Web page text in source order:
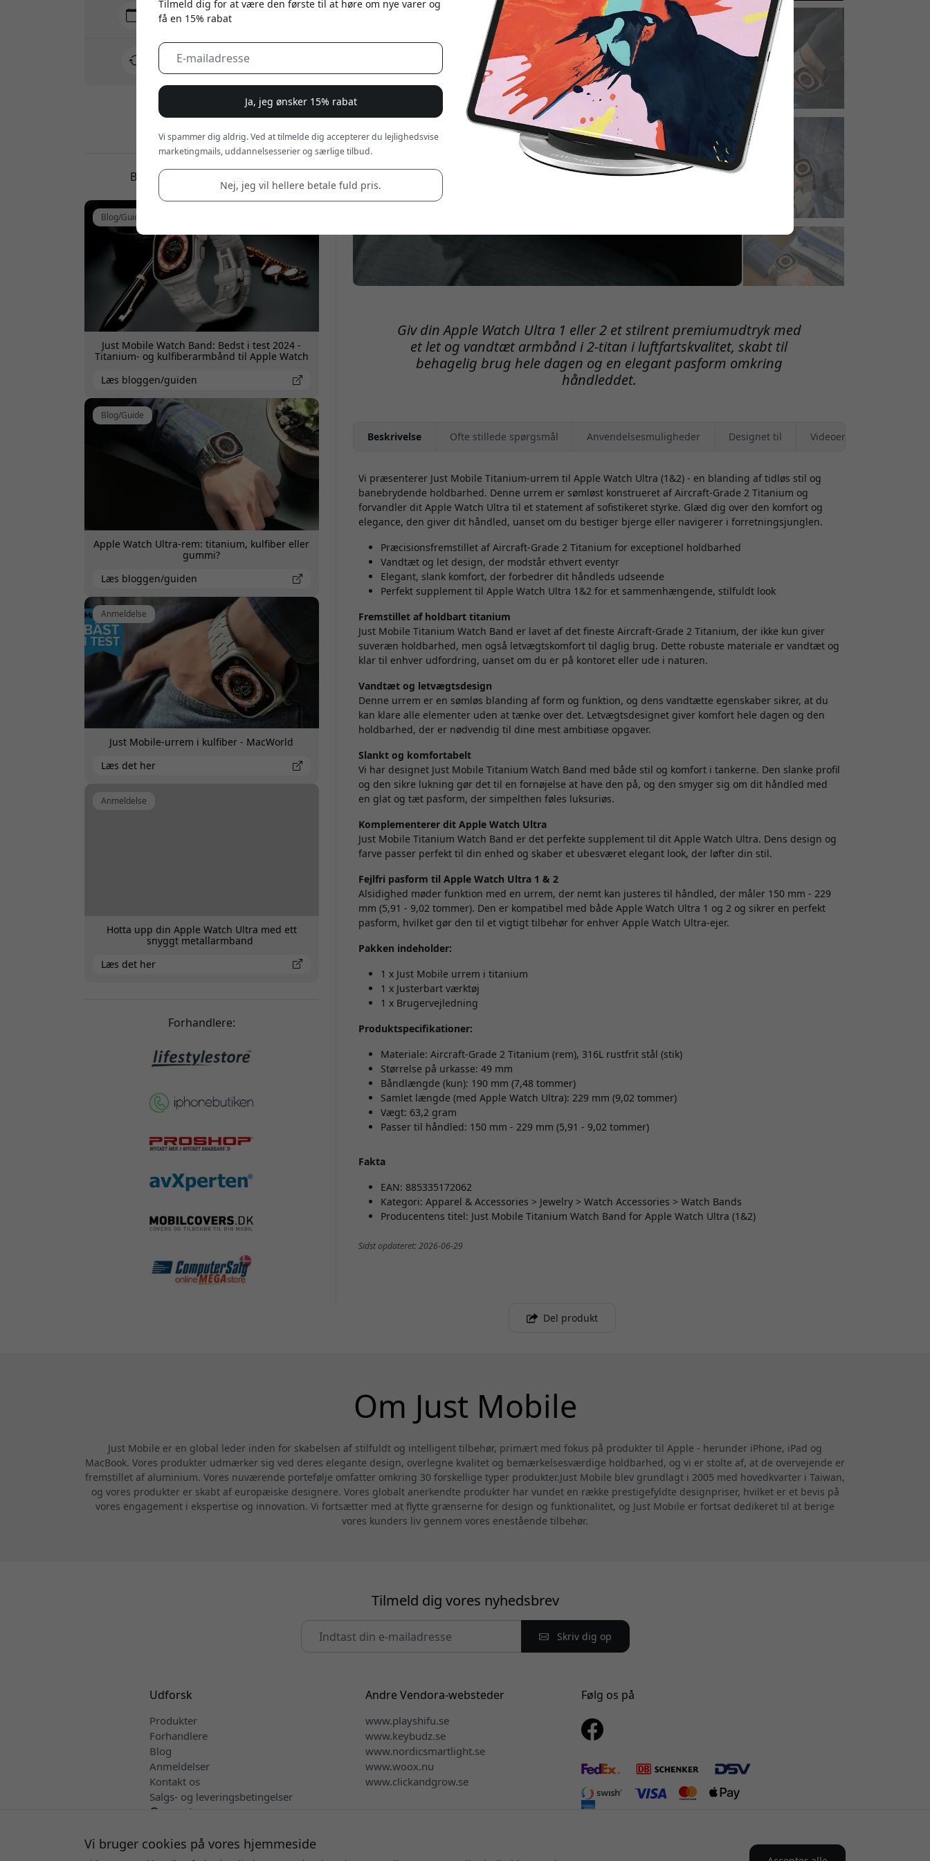
Giv din Apple Watch Ultra 1 eller 2 et stilrent premiumudtryk med
et let og vandtæt armbånd i 2-titan i luftfartskvalitet, skabt til
behagelig brug hele dagen og en elegant pasform omkring
håndleddet.
Beskrivelse Ofte stillede spørgsmål Anvendelsesmuligheder Designet til Videoer
Vi præsenterer Just Mobile Titanium-urrem til Apple Watch Ultra (1&2) - en blanding af tidløs stil og
banebrydende holdbarhed. Denne urrem er sømløst konstrueret af Aircraft-Grade 2 Titanium og
forvandler dit Apple Watch Ultra til et statement af sofistikeret styrke. Glæd dig over den komfort og
elegance, den giver dit håndled, uanset om du bestiger bjerge eller navigerer i forretningsjunglen.
Præcisionsfremstillet af Aircraft-Grade 2 Titanium for exceptionel holdbarhed
Vandtæt og let design, der modstår ethvert eventyr
Elegant, slank komfort, der forbedrer dit håndleds udseende
Perfekt supplement til Apple Watch Ultra 1&2 for et sammenhængende, stilfuldt look
Fremstillet af holdbart titanium
Just Mobile Titanium Watch Band er lavet af det fineste Aircraft-Grade 2 Titanium, der ikke kun giver
suveræn holdbarhed, men også letvægtskomfort til daglig brug. Dette robuste materiale er vandtæt og
klar til enhver udfordring, uanset om du er på kontoret eller ude i naturen.
Vandtæt og letvægtsdesign
Denne urrem er en sømløs blanding af form og funktion, og dens vandtætte egenskaber sikrer, at du
kan klare alle elementer uden at tænke over det. Letvægtsdesignet giver komfort hele dagen og den
holdbarhed, der er nødvendig til dine mest ambitiøse opgaver.
Slankt og komfortabelt
Vi har designet Just Mobile Titanium Watch Band med både stil og komfort i tankerne. Den slanke profil
og den sikre lukning gør det til en fornøjelse at have den på, og den smyger sig om dit håndled med
en glat og tæt pasform, der simpelthen føles luksuriøs.
Komplementerer dit Apple Watch Ultra
Just Mobile Titanium Watch Band er det perfekte supplement til dit Apple Watch Ultra. Dens design og
farve passer perfekt til din enhed og skaber et ubesværet elegant look, der løfter din stil.
Fejlfri pasform til Apple Watch Ultra 1 & 2
Alsidighed møder funktion med en urrem, der nemt kan justeres til håndled, der måler 150 mm - 229
mm (5,91 - 9,02 tommer). Den er kompatibel med både Apple Watch Ultra 1 og 2 og sikrer en perfekt
pasform, hvilket gør den til et vigtigt tilbehør for enhver Apple Watch Ultra-ejer.
Pakken indeholder:
1 x Just Mobile urrem i titanium
1 x Justerbart værktøj
1 x Brugervejledning
Produktspecifikationer:
Materiale: Aircraft-Grade 2 Titanium (rem), 316L rustfrit stål (stik)
Størrelse på urkasse: 49 mm
Båndlængde (kun): 190 mm (7,48 tommer)
Samlet længde (med Apple Watch Ultra): 229 mm (9,02 tommer)
Vægt: 63,2 gram
Passer til håndled: 150 mm - 229 mm (5,91 - 9,02 tommer)
Fakta
EAN: 885335172062
Kategori: Apparel & Accessories > Jewelry > Watch Accessories > Watch Bands
Producentens titel: Just Mobile Titanium Watch Band for Apple Watch Ultra (1&2)
Sidst opdateret: 2026-06-29
Levering 10-12 august
Hurtig og sporbar levering
30 dages returret
Blog, guide og anmeldelser
Blog/Guide
Just Mobile Watch Band: Bedst i test 2024 -
Titanium- og kulfiberarmbånd til Apple Watch
Læs bloggen/guiden
Blog/Guide
Apple Watch Ultra-rem: titanium, kulfiber eller
gummi?
Læs bloggen/guiden
Anmeldelse
Just Mobile-urrem i kulfiber - MacWorld
Læs det her
Anmeldelse
Hotta upp din Apple Watch Ultra med ett
snyggt metallarmband
Læs det her
Forhandlere:
Del produkt
Om Just Mobile
Just Mobile er en global leder inden for skabelsen af stilfuldt og intelligent tilbehør, primært med fokus på produkter til Apple - herunder iPhone, iPad og
MacBook. Vores produkter udmærker sig ved deres elegante design, overlegne kvalitet og bemærkelsesværdige holdbarhed, og vi er stolte af, at de overvejende er
fremstillet af aluminium. Vores nuværende portefølje omfatter omkring 30 forskellige typer produkter.Just Mobile blev grundlagt i 2005 med hovedkvarter i Taiwan,
og vores produkter er skabt af europæiske designere. Vores globalt anerkendte produkter har vundet en række prestigefyldte designpriser, hvilket er et bevis på
vores engagement i ekspertise og innovation. Vi fortsætter med at flytte grænserne for design og funktionalitet, og Just Mobile er fortsat dedikeret til at berige
vores kunders liv gennem vores enestående tilbehør.
Tilmeld dig vores nyhedsbrev
Skriv dig op
Udforsk
Produkter
Forhandlere
Blog
Anmeldelser
Kontakt os
Salgs- og leveringsbetingelser
Dansk
Andre Vendora-websteder
www.playshifu.se
www.keybudz.se
www.nordicsmartlight.se
www.woox.nu
www.clickandgrow.se
Følg os på
Vi bruger cookies på vores hjemmeside
Tilmeld dig for at være den første til at høre om nye varer og
få en 15% rabat
Ja, jeg ønsker 15% rabat
Vi spammer dig aldrig. Ved at tilmelde dig accepterer du lejlighedsvise
marketingmails, uddannelsesserier og særlige tilbud.
Nej, jeg vil hellere betale fuld pris.